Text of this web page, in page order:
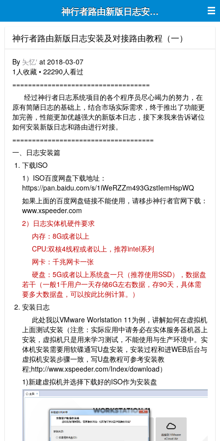
神行者路由新版日志安装及对接路由教
神行者路由新版日志安装及对接路由教程（一）
By 夨忆′ at 2018-03-07
1人收藏 • 22290人看过
===================================
经过神行者日志系统项目的各个程序员尽心竭力的努力，在
原有简陋日志的基础上，结合市场实际需求，终于推出了功能更
加完善，性能更加优越强大的新版本日志，接下来我来告诉诸位
如何安装新版日志和路由进行对接。
====================================
一、日志安装篇
下载ISO
1）ISO百度网盘下载地址：
https://pan.baidu.com/s/1iWeRZZm493GzstIemHspWQ
如果上面的百度网盘链接不能使用，请移步神行者官网下载：
www.xspeeder.com
2）日志实体机硬件要求
内存：8G或者以上
CPU:双核4线程或者以上，推荐intel系列
网卡：千兆网卡一张
硬盘：5G或者以上系统盘一只（推荐使用SSD），数据盘
若干（一般1千用户一天存储6G左右数据，存90天，具体需
要多大数据盘，可以按此比例计算。）
安装日志
此处我以VMware Worlstation 11为例，讲解如何在虚拟机
上面测试安装（注意：实际应用中请务必在实体服务器机器上
安装，虚拟机只是用来学习测试，不能使用与生产环境中。实
体机安装需要用软碟通写U盘安装，安装过程和进WEB后台与
虚拟机安装步骤一致，写U盘教程可参考安装教
程;http://www.xspeeder.com/Index/download）
1)新建虚拟机并选择下载好的ISO作为安装盘